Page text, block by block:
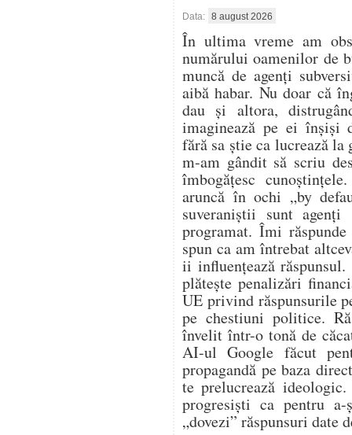
Data: 8 august 2026
În ultima vreme am
numărului oamenilor de
muncă de agenți
aibă habar. Nu doar că
dau și altora,
imaginează pe ei înșiși
fără sa știe ca lucrează
m-am gândit să scriu
îmbogățesc
aruncă în ochi „by
suveraniștii sunt
programat. Îmi
spun ca am întrebat
ii influențează
plătește penalizări
UE privind răspunsurile
pe chestiuni politice.
învelit într-o tonă de
AI-ul Google făcut
propagandă pe baza
te prelucrează
progresiști ca pentru
„dovezi” răspunsuri date